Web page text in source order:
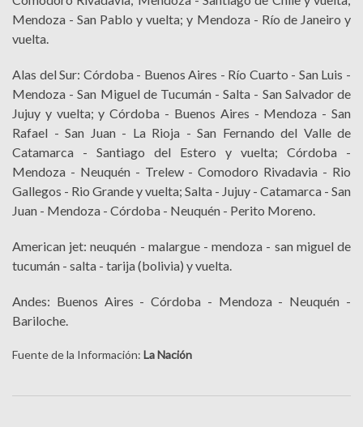
Mendoza - San Pablo y vuelta; y Mendoza - Río de Janeiro y
vuelta.
Alas del Sur: Córdoba - Buenos Aires - Río Cuarto - San Luis -
Mendoza - San Miguel de Tucumán - Salta - San Salvador de
Jujuy y vuelta; y Córdoba - Buenos Aires - Mendoza - San
Rafael - San Juan - La Rioja - San Fernando del Valle de
Catamarca - Santiago del Estero y vuelta; Córdoba -
Mendoza - Neuquén - Trelew - Comodoro Rivadavia - Rio
Gallegos - Rio Grande y vuelta; Salta - Jujuy - Catamarca - San
Juan - Mendoza - Córdoba - Neuquén - Perito Moreno.
American jet: neuquén - malargue - mendoza - san miguel de
tucumán - salta - tarija (bolivia) y vuelta.
Andes: Buenos Aires - Córdoba - Mendoza - Neuquén -
Bariloche.
Fuente de la Información: La Nación